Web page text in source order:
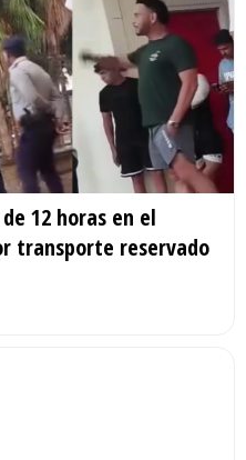
12 horas en el
transporte reservado